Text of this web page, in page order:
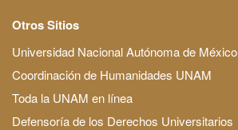
Otros Sitios
Universidad Nacional Autónoma de México
Coordinación de Humanidades UNAM
Toda la UNAM en línea
Defensoría de los Derechos Universitarios